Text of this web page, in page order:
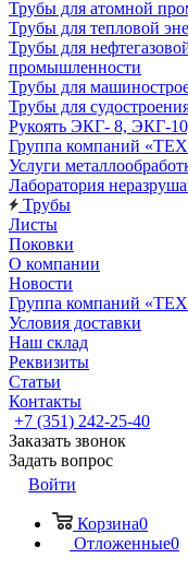
Трубы для атомной
Трубы для тепловой
Трубы для
промышленности
Трубы для
Трубы для
Рукоять ЭКГ- 8, ЭКГ-
Группа компаний
Услуги
Лаборатория
Трубы
Листы
Поковки
О компании
Новости
Группа компаний
Условия доставки
Наш склад
Реквизиты
Статьи
Контакты
+7 (351) 242-25-40
Заказать звонок
Задать вопрос
Войти
Корзина0
Отложенные0